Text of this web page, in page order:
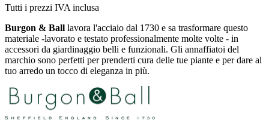
Tutti i prezzi IVA inclusa
Burgon & Ball lavora l'acciaio dal 1730 e sa trasformare questo
materiale -lavorato e testato professionalmente molte volte - in
accessori da giardinaggio belli e funzionali. Gli annaffiatoi del
marchio sono perfetti per prenderti cura delle tue piante e per dare al
tuo arredo un tocco di eleganza in più.